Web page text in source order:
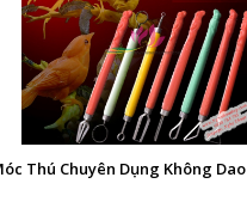
Thú Chuyên Dụng Không Dao